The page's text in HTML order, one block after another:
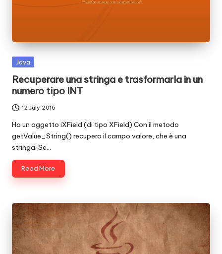
d
e
.
n
e
t
Posted
Java
Recuperare una stringa e trasformarla in un
numero tipo INT
12 July 2016
Ho un oggetto iXField (di tipo XField) Con il metodo
getValue_String() recupero il campo valore, che è una
stringa. Se…
Read More